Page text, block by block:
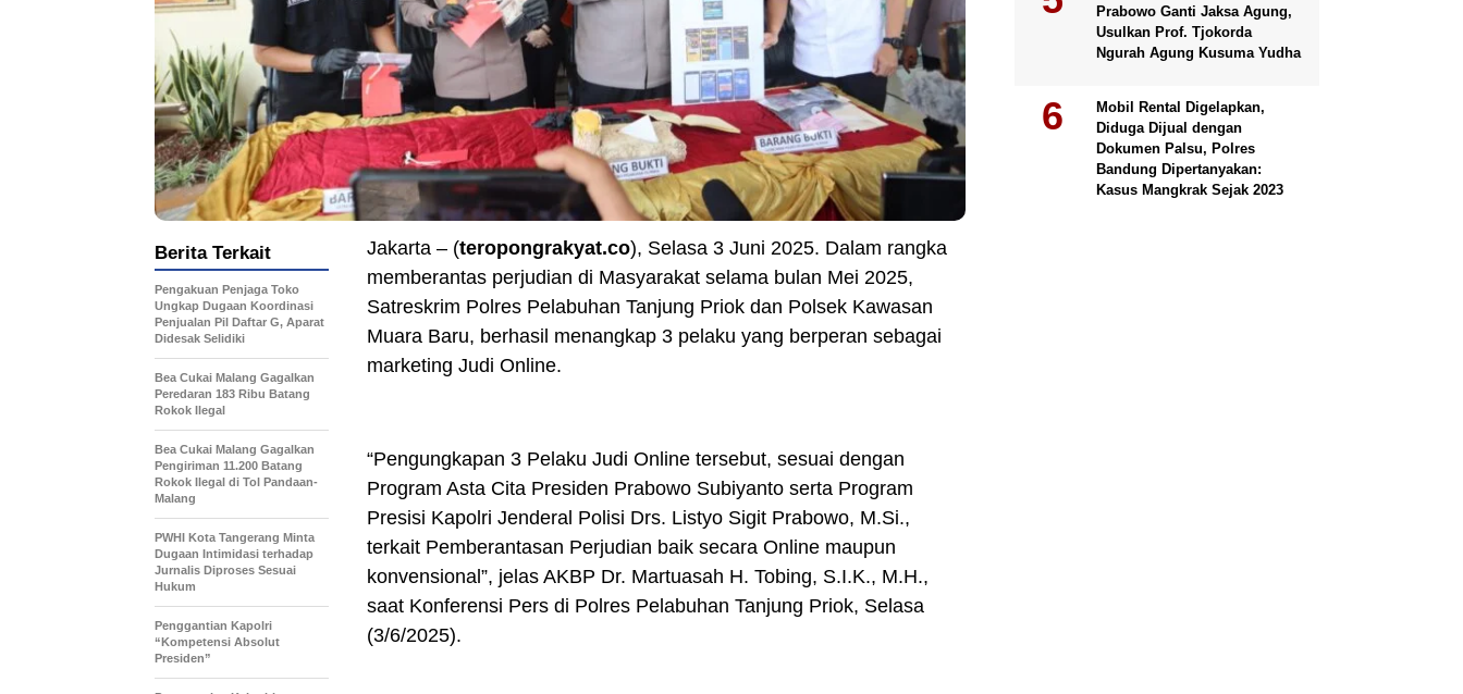
Jakarta – (teropongrakyat.co), Selasa 3 Juni 2025. Dalam rangka
memberantas perjudian di Masyarakat selama bulan Mei 2025,
Satreskrim Polres Pelabuhan Tanjung Priok dan Polsek Kawasan
Muara Baru, berhasil menangkap 3 pelaku yang berperan sebagai
marketing Judi Online.
“Pengungkapan 3 Pelaku Judi Online tersebut, sesuai dengan
Program Asta Cita Presiden Prabowo Subiyanto serta Program
Presisi Kapolri Jenderal Polisi Drs. Listyo Sigit Prabowo, M.Si.,
terkait Pemberantasan Perjudian baik secara Online maupun
konvensional”, jelas AKBP Dr. Martuasah H. Tobing, S.I.K., M.H.,
saat Konferensi Pers di Polres Pelabuhan Tanjung Priok, Selasa
(3/6/2025).
Berita Terkait
Pengakuan Penjaga Toko
Ungkap Dugaan Koordinasi
Penjualan Pil Daftar G, Aparat
Didesak Selidiki
Bea Cukai Malang Gagalkan
Peredaran 183 Ribu Batang
Rokok Ilegal
Bea Cukai Malang Gagalkan
Pengiriman 11.200 Batang
Rokok Ilegal di Tol Pandaan-
Malang
PWHI Kota Tangerang Minta
Dugaan Intimidasi terhadap
Jurnalis Diproses Sesuai
Hukum
Penggantian Kapolri
“Kompetensi Absolut
Presiden”
Prabowo Ganti Jaksa Agung,
Usulkan Prof. Tjokorda
Ngurah Agung Kusuma Yudha
Mobil Rental Digelapkan,
Diduga Dijual dengan
Dokumen Palsu, Polres
Bandung Dipertanyakan:
Kasus Mangkrak Sejak 2023